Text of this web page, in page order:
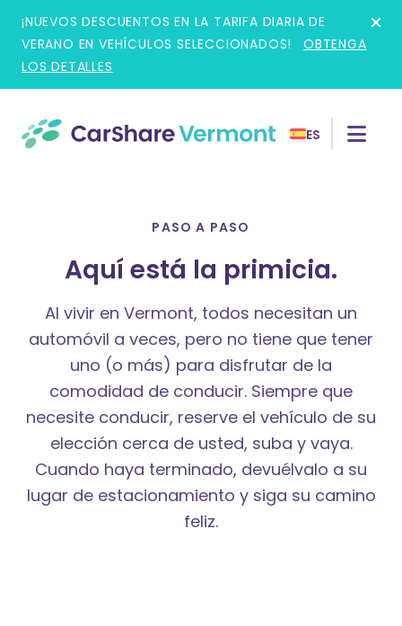
content
¡NUEVOS DESCUENTOS EN LA TARIFA DIARIA DE
VERANO EN VEHÍCULOS SELECCIONADOS!
OBTENGA
LOS DETALLES
ES
PASO A PASO
Aquí está la primicia.
Al vivir en Vermont, todos necesitan un
automóvil a veces, pero no tiene que tener
uno (o más) para disfrutar de la
comodidad de conducir. Siempre que
necesite conducir, reserve el vehículo de su
elección cerca de usted, suba y vaya.
Cuando haya terminado, devuélvalo a su
lugar de estacionamiento y siga su camino
feliz.